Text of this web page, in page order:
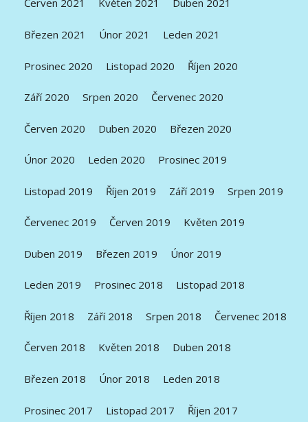
Červen 2021 Květen 2021 Duben 2021
Březen 2021 Únor 2021 Leden 2021
Prosinec 2020 Listopad 2020 Říjen 2020
Září 2020 Srpen 2020 Červenec 2020
Červen 2020 Duben 2020 Březen 2020
Únor 2020 Leden 2020 Prosinec 2019
Listopad 2019 Říjen 2019 Září 2019 Srpen 2019
Červenec 2019 Červen 2019 Květen 2019
Duben 2019 Březen 2019 Únor 2019
Leden 2019 Prosinec 2018 Listopad 2018
Říjen 2018 Září 2018 Srpen 2018 Červenec 2018
Červen 2018 Květen 2018 Duben 2018
Březen 2018 Únor 2018 Leden 2018
Prosinec 2017 Listopad 2017 Říjen 2017